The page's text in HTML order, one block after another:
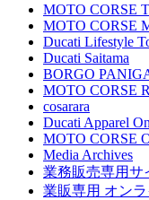
MOTO CORSE
MOTO CORSE
Ducati Lifestyle
Ducati Saitama
BORGO
MOTO CORSE
cosarara
Ducati Apparel
MOTO CORSE
Media Archives
業務販売専用サ
業販専用 オン